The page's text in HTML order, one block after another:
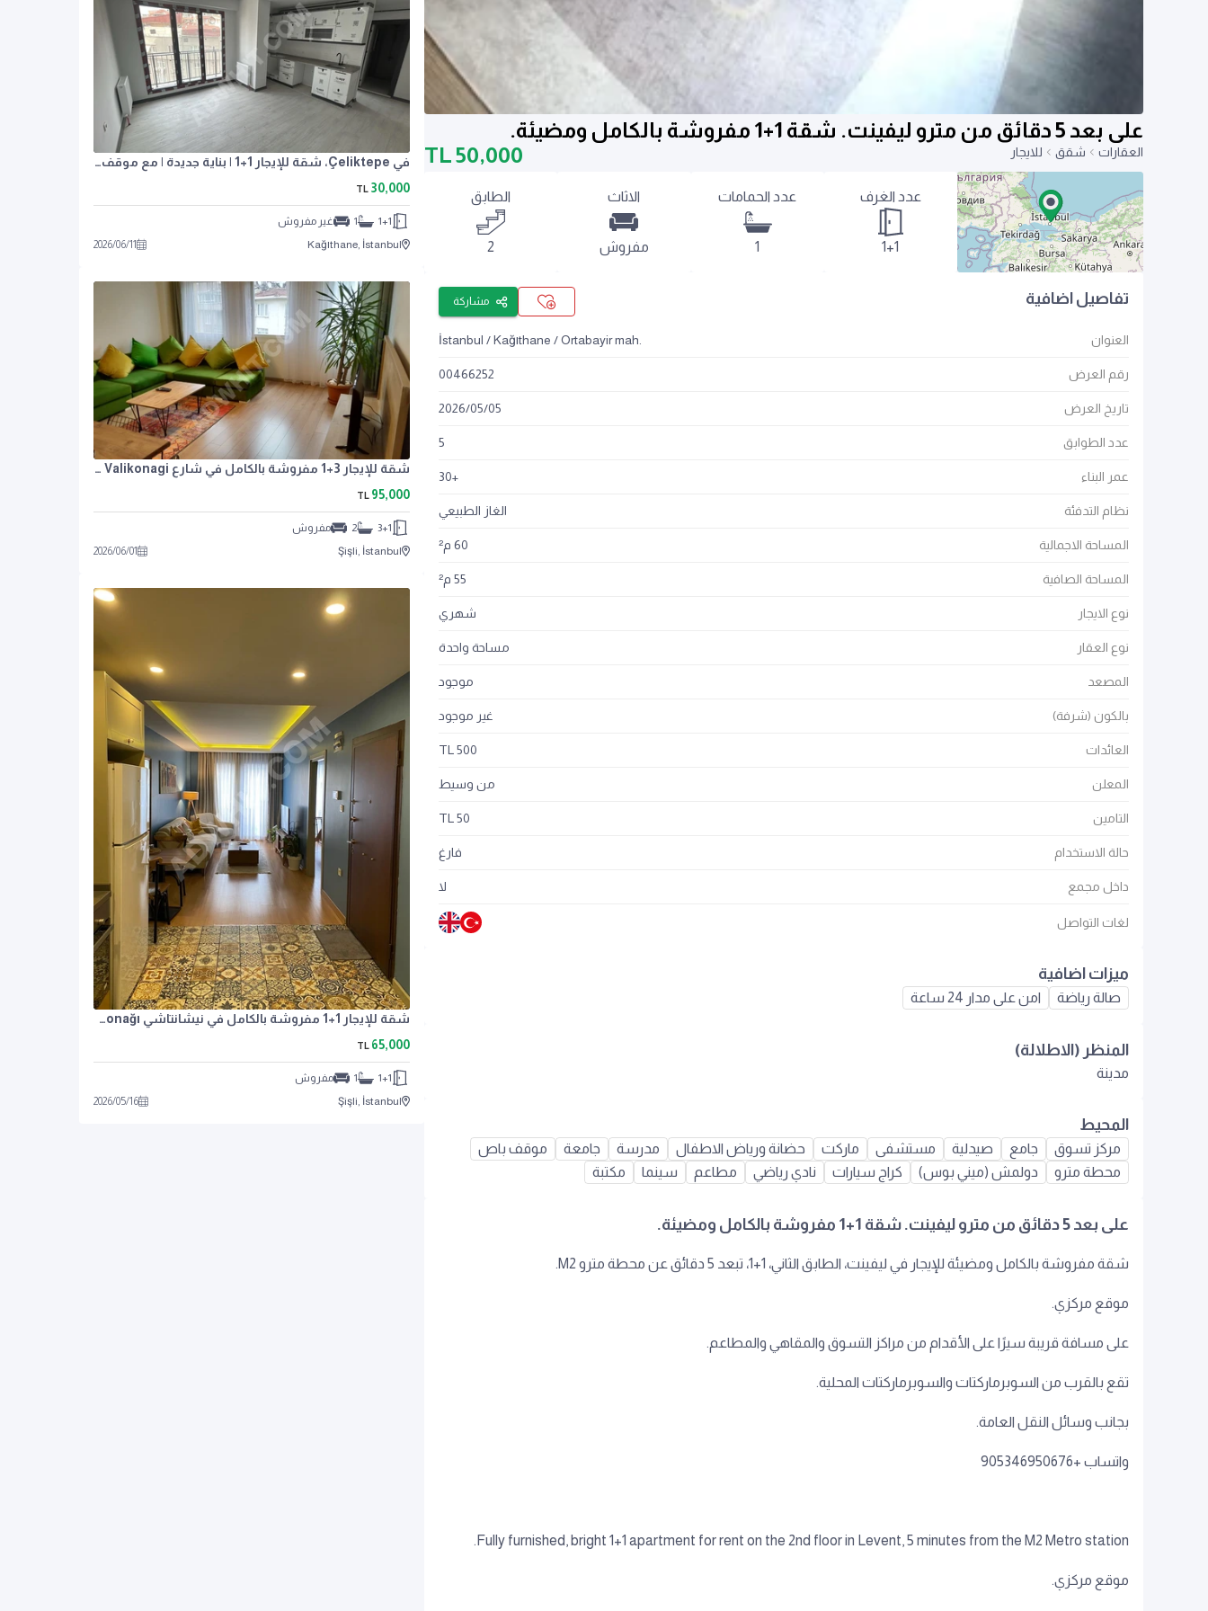
على بعد 5 دقائق من مترو ليفينت. شقة 1+1 مفروشة بالكامل ومضيئة.
العقارات شقق للايجار 50,000
TL
عدد الغرف
1+1
عدد الحمامات
1
الاثاث
مفروش
الطابق
2
تفاصيل اضافية مشاركة
العنوان İstanbul / Kağıthane / Ortabayir mah.
رقم العرض 00466252
تاريخ العرض 2026/05/05
عدد الطوابق 5
عمر البناء +30
نظام التدفئة الغاز الطبيعي
المساحة الاجمالية 60 م²
المساحة الصافية 55 م²
نوع الايجار شهري
نوع العقار مساحة واحدة
المصعد موجود
بالكون (شرفة) غير موجود
العائدات 500 TL
المعلن من وسيط
التامين 50 TL
حالة الاستخدام فارغ
داخل مجمع لا
لغات التواصل
ميزات اضافية
صالة رياضة امن على مدار 24 ساعة
المنظر (الاطلالة)
مدينة
المحيط
مركز تسوق جامع صيدلية مستشفى ماركت حضانة ورياض الاطفال مدرسة جامعة
موقف باص
محطة مترو
دولمش (ميني بوس) كراج سيارات نادي رياضي مطاعم سينما مكتبة
على بعد 5 دقائق من مترو ليفينت. شقة 1+1 مفروشة بالكامل ومضيئة.
شقة مفروشة بالكامل ومضيئة للإيجار في ليفينت، الطابق الثاني، 1+1، تبعد 5 دقائق عن محطة مترو M2.
موقع مركزي.
على مسافة قريبة سيرًا على الأقدام من مراكز التسوق والمقاهي والمطاعم.
تقع بالقرب من السوبرماركتات والسوبرماركتات المحلية.
بجانب وسائل النقل العامة.
واتساب +905346950676
Fully furnished, bright 1+1 apartment for rent on the 2nd floor in Levent, 5 minutes from the M2 Metro station.
موقع مركزي.
30,000
TL
1+1
1
غير مفروش
Kağıthane, İstanbul
2026/06/11
95,000
TL
3+1
2
مفروش
Şişli, İstanbul
2026/06/01
65,000
TL
1+1
1
مفروش
Şişli, İstanbul
2026/05/16